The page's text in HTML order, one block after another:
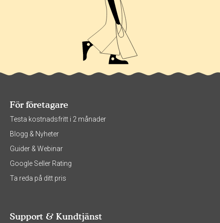
För företagare
Testa kostnadsfritt i 2 månader
Blogg & Nyheter
Guider & Webinar
Google Seller Rating
Ta reda på ditt pris
Support & Kundtjänst